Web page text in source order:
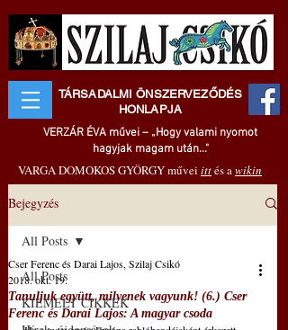
TÁRSADALMI ÖNSZERVEZŐDÉS
HONLAPJA
VERZÁR ÉVA művei – „Hogy valami nyomot
hagyjak magam után..."
VARGA DOMOKOS GYÖRGY művei ittés awikin
Bejegyzés
All Posts
KIEMELT CIKKEK
All Posts
Tanuljuk együtt, milyenek vagyunk! (6.) Cser
Ferenc és Darai Lajos: A magyar csoda
Cser Ferenc és Darai Lajos, Szilaj Csikó
2018. okt. 19.